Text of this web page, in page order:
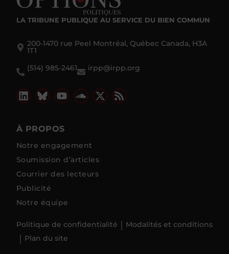
LA TRIBUNE PUBLIQUE AU SERVICE DU BIEN COMMUN
200-1470 rue Peel Montréal, Québec Canada, H3A
1T1
(514) 985-2461
irpp@irpp.org
À PROPOS
Notre engagement
Soumission d’articles
Courrier des lecteurs
Publicité
Notre équipe
Politique de confidentialité
Modalités et conditions
Plan du site